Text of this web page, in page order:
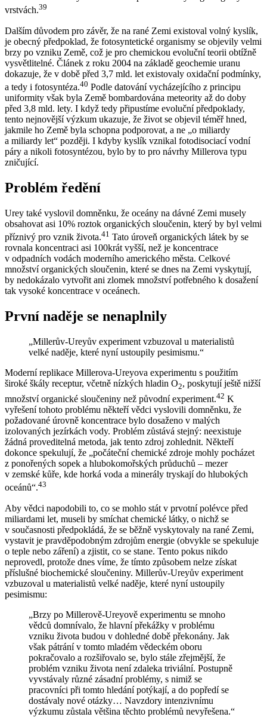
vrstvách.39
Dalším důvodem pro závěr, že na rané Zemi existoval volný kyslík,
je obecný předpoklad, že fotosyntetické organismy se objevily velmi
brzy po vzniku Země, což je pro chemickou evoluční teorii obtížně
vysvětlitelné. Článek z roku 2004 na základě geochemie uranu
dokazuje, že v době před 3,7 mld. let existovaly oxidační podmínky,
a tedy i fotosyntéza.40 Podle datování vycházejícího z principu
uniformity však byla Země bombardována meteority až do doby
před 3,8 mld. lety. I když tedy připustíme evoluční předpoklady,
tento nejnovější výzkum ukazuje, že život se objevil téměř hned,
jakmile ho Země byla schopna podporovat, a ne „o miliardy
a miliardy let“ později. I kdyby kyslík vznikal fotodisociací vodní
páry a nikoli fotosyntézou, bylo by to pro návrhy Millerova typu
zničující.
Problém ředění
Urey také vyslovil domněnku, že oceány na dávné Zemi musely
obsahovat asi 10% roztok organických sloučenin, který by byl velmi
příznivý pro vznik života.41 Tato úroveň organických látek by se
rovnala koncentraci asi 100krát vyšší, než je koncentrace
v odpadních vodách moderního amerického města. Celkové
množství organických sloučenin, které se dnes na Zemi vyskytují,
by nedokázalo vytvořit ani zlomek množství potřebného k dosažení
tak vysoké koncentrace v oceánech.
První naděje se nenaplnily
„Millerův-Ureyův experiment vzbuzoval u materialistů
velké naděje, které nyní ustoupily pesimismu.“
Moderní replikace Millerova-Ureyova experimentu s použitím
široké škály receptur, včetně nízkých hladin O2, poskytují ještě nižší
množství organické sloučeniny než původní experiment.42 K
vyřešení tohoto problému někteří vědci vyslovili domněnku, že
požadované úrovně koncentrace bylo dosaženo v malých
izolovaných jezírkách vody. Problém zůstává stejný: neexistuje
žádná proveditelná metoda, jak tento zdroj zohlednit. Někteří
dokonce spekulují, že „počáteční chemické zdroje mohly pocházet
z ponořených sopek a hlubokomořských průduchů – mezer
v zemské kůře, kde horká voda a minerály tryskají do hlubokých
oceánů“.43
Aby vědci napodobili to, co se mohlo stát v prvotní polévce před
miliardami let, museli by smíchat chemické látky, o nichž se
v současnosti předpokládá, že se běžně vyskytovaly na rané Zemi,
vystavit je pravděpodobným zdrojům energie (obvykle se spekuluje
o teple nebo záření) a zjistit, co se stane. Tento pokus nikdo
neprovedl, protože dnes víme, že tímto způsobem nelze získat
příslušné biochemické sloučeniny. Millerův-Ureyův experiment
vzbuzoval u materialistů velké naděje, které nyní ustoupily
pesimismu:
„Brzy po Millerově-Ureyově experimentu se mnoho
vědců domnívalo, že hlavní překážky v problému
vzniku života budou v dohledné době překonány. Jak
však pátrání v tomto mladém vědeckém oboru
pokračovalo a rozšiřovalo se, bylo stále zřejmější, že
problém vzniku života není zdaleka triviální. Postupně
vyvstávaly různé zásadní problémy, s nimiž se
pracovníci při tomto hledání potýkají, a do popředí se
dostávaly nové otázky… Navzdory intenzivnímu
výzkumu zůstala většina těchto problémů nevyřešena.“